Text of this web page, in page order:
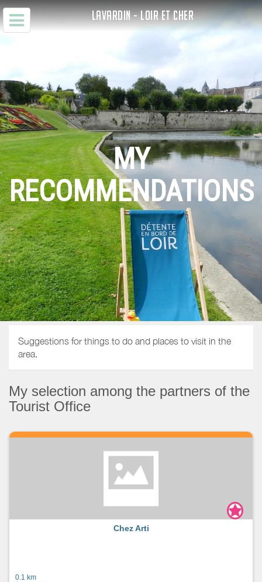
LAVARDIN - LOIR ET CHER
MY
RECOMMENDATIONS
Suggestions for things to do and places to visit in the
area.
My selection among the partners of the
Tourist Office
Chez Arti
0.1 km